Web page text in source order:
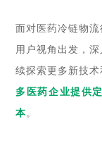
面对医药冷链物
用户视角出发，
续探索更多新技
多医药企业提供
本。